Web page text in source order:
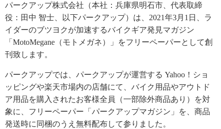
パークアップ株式会社（本社：兵庫県明石市、代表取締
役：田中 智士、以下パークアップ）は、2021年3月1日、ラ
イダーのブツヨクが加速するバイクギア発見マガジン
「MotoMegane（モトメガネ）」をフリーペーパーとして創
刊致します。
パークアップでは、パークアップが運営する Yahoo！ショ
ッピングや楽天市場内の店舗にて、バイク用品やアウトド
ア用品を購入されたお客様全員（一部除外商品あり）を対
象に、フリーペーパー「パークアップマガジン」を、商品
発送時に同梱のうえ無料配布して参りました。